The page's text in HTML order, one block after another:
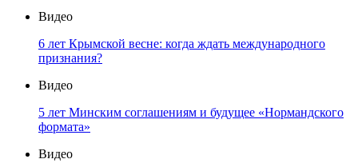
Видео
6 лет Крымской весне: когда ждать международного
признания?
Видео
5 лет Минским соглашениям и будущее «Нормандского
формата»
Видео